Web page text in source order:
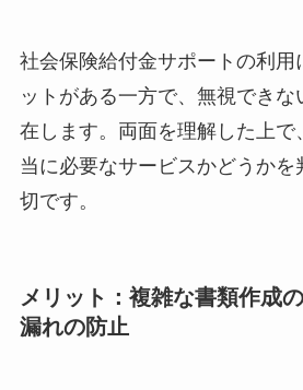
社会保険給付金サポートの利用
ットがある一方で、無視でき
在します。両面を理解した上で
当に必要なサービスかどうかを
切です。
メリット：複雑な書類作成
漏れの防止